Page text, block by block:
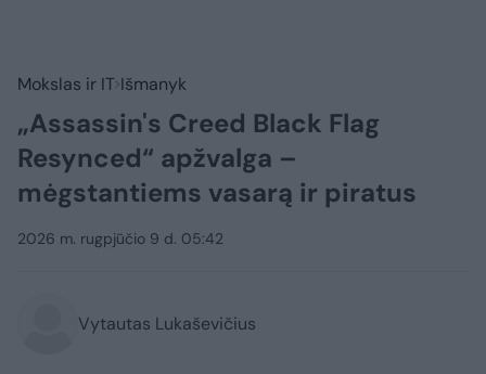
Mokslas ir IT Išmanyk
„Assassin's Creed Black Flag
Resynced“ apžvalga –
mėgstantiems vasarą ir piratus
2026 m. rugpjūčio 9 d. 05:42
Vytautas Lukaševičius